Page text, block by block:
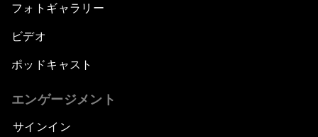
フォトギャラリー
ビデオ
ポッドキャスト
エンゲージメント
サインイン